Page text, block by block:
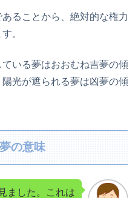
ることから、絶対的な権力
。
いる夢はおおむね吉夢の傾
光が遮られる夢は凶夢の傾
の意味
ました。これは